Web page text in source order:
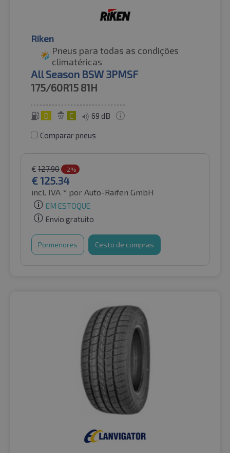
Riken
Pneus para todas as condições
climatéricas
All Season BSW 3PMSF
175/60R15 81H
D C 69 dB
Comparar pneus
€ 127.90 -2%
€125.34
incl. IVA * por Auto-Raifen GmbH
EM ESTOQUE
Envio gratuito
Pormenores Cesto de compras